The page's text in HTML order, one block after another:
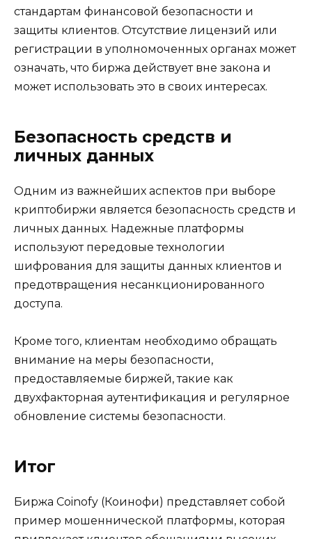
стандартам финансовой безопасности и
защиты клиентов. Отсутствие лицензий или
регистрации в уполномоченных органах может
означать, что биржа действует вне закона и
может использовать это в своих интересах.
Безопасность средств и
личных данных
Одним из важнейших аспектов при выборе
криптобиржи является безопасность средств и
личных данных. Надежные платформы
используют передовые технологии
шифрования для защиты данных клиентов и
предотвращения несанкционированного
доступа.
Кроме того, клиентам необходимо обращать
внимание на меры безопасности,
предоставляемые биржей, такие как
двухфакторная аутентификация и регулярное
обновление системы безопасности.
Итог
Биржа Coinofy (Коинофи) представляет собой
пример мошеннической платформы, которая